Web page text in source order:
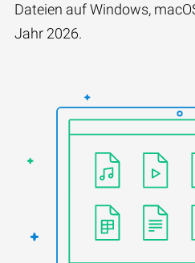
Dateien auf Windows,
Jahr 2026.